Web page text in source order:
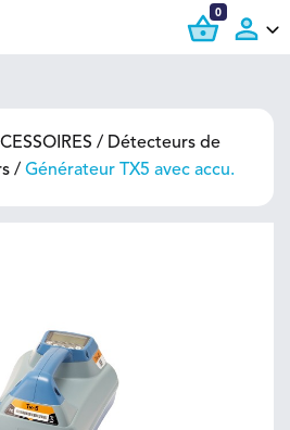
0
Détecteurs de
Générateur TX5 avec accu.